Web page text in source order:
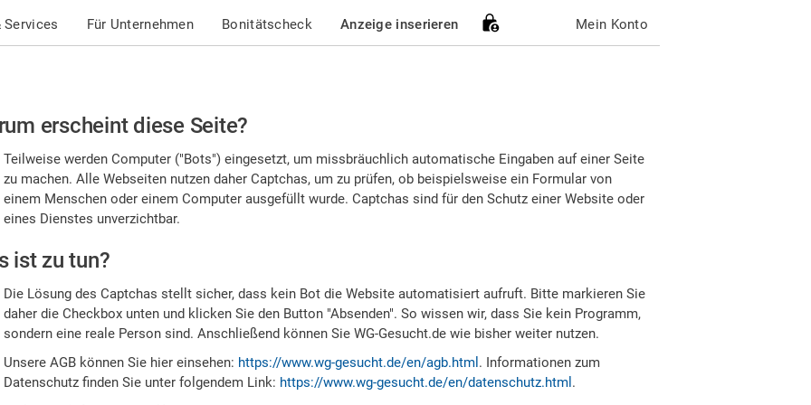
Services Für Unternehmen Bonitätscheck Anzeige inserieren Mein Konto
erscheint diese Seite?
Teilweise werden Computer ("Bots") eingesetzt, um missbräuchlich automatische Eingaben auf einer Seite
zu machen. Alle Webseiten nutzen daher Captchas, um zu prüfen, ob beispielsweise ein Formular von
einem Menschen oder einem Computer ausgefüllt wurde. Captchas sind für den Schutz einer Website oder
eines Dienstes unverzichtbar.
ist zu tun?
Die Lösung des Captchas stellt sicher, dass kein Bot die Website automatisiert aufruft. Bitte markieren Sie
daher die Checkbox unten und klicken Sie den Button "Absenden". So wissen wir, dass Sie kein Programm,
sondern eine reale Person sind. Anschließend können Sie WG-Gesucht.de wie bisher weiter nutzen.
Unsere AGB können Sie hier einsehen: https://www.wg-gesucht.de/en/agb.html . Informationen zum
Datenschutz finden Sie unter folgendem Link: https://www.wg-gesucht.de/en/datenschutz.html .